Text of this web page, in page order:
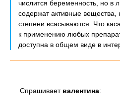
числится беременность, но в
содержат активные вещества,
степени всасываются. Что
к применению любых
доступна в общем виде в
Спрашивает валентина: